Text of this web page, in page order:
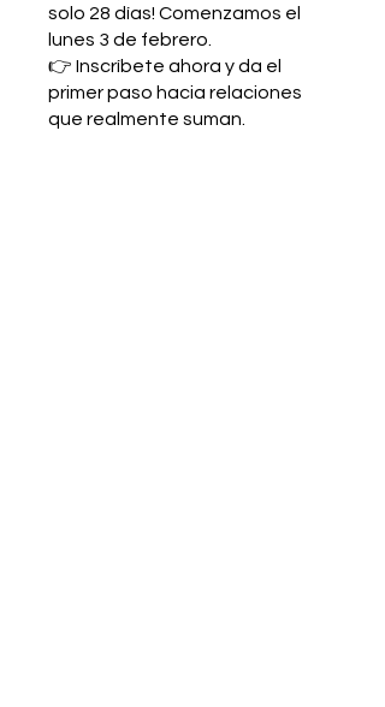
solo 28 días! Comenzamos el
lunes 3 de febrero.
👉 Inscríbete ahora y da el
primer paso hacia relaciones
que realmente suman.